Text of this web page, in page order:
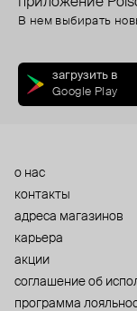
В нем выбирать
загрузить в
Google Play
о нас
контакты
адреса магазинов
карьера
акции
cоглашение об
программа